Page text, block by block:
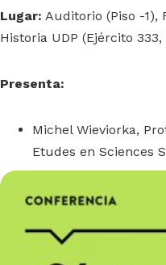
Lugar: Auditorio (Piso -1),
Historia UDP (Ejército 333,
Presenta:
Michel Wieviorka,
Etudes en Sciences